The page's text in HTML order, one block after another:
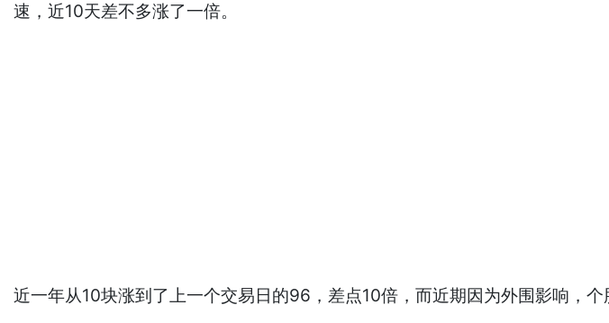
速，近10天差不多涨了一倍。
近一年从10块涨到了上一个交易日的96，差点10倍，而近期因为外围影响，